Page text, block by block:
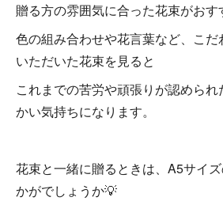
贈る方の雰囲気に合った花束がおす
色の組み合わせや花言葉など、こだ
いただいた花束を見ると
これまでの苦労や頑張りが認めら
かい気持ちになります。
花束と一緒に贈るときは、A5サイ
かがでしょうか💡